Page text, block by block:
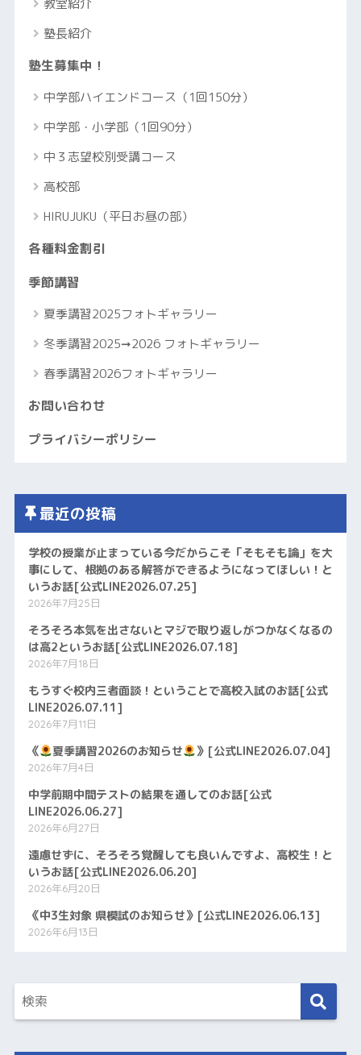
教室紹介
塾長紹介
塾生募集中！
中学部ハイエンドコース（1回150分）
中学部・小学部（1回90分）
中３志望校別受講コース
高校部
HIRUJUKU（平日お昼の部）
各種料金割引
季節講習
夏季講習2025フォトギャラリー
冬季講習2025➞2026 フォトギャラリー
春季講習2026フォトギャラリー
お問い合わせ
プライバシーポリシー
最近の投稿
学校の授業が止まっている今だからこそ「そもそも論」を大
事にして、根拠のある解答ができるようになってほしい！と
いうお話[公式LINE2026.07.25]
2026年7月25日
そろそろ本気を出さないとマジで取り返しがつかなくなるの
は高2というお話[公式LINE2026.07.18]
2026年7月18日
もうすぐ校内三者面談！ということで高校入試のお話[公式
LINE2026.07.11]
2026年7月11日
《 夏季講習2026のお知らせ 》[公式LINE2026.07.04]
2026年7月4日
中学前期中間テストの結果を通してのお話[公式
LINE2026.06.27]
2026年6月27日
遠慮せずに、そろそろ覚醒しても良いんですよ、高校生！と
いうお話[公式LINE2026.06.20]
2026年6月20日
《中3生対象 県模試のお知らせ》[公式LINE2026.06.13]
2026年6月13日